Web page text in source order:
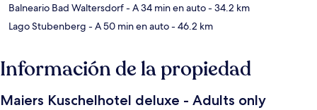
Balneario Bad Waltersdorf- A 34 min en auto- 34.2 km
Lago Stubenberg - A 50 min en auto- 46.2 km
Información de la propiedad
Maiers Kuschelhotel deluxe - Adults only